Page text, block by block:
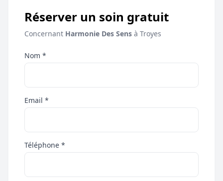
Réserver un soin gratuit
Concernant Harmonie Des Sens à Troyes
Nom *
Email *
Téléphone *